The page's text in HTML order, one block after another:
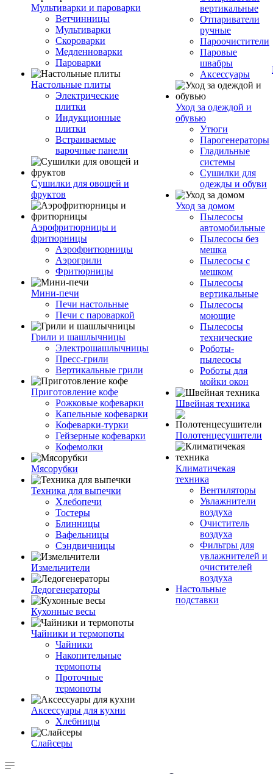
Мультиварки и пароварки
Ветчинницы
Мультиварки
Скороварки
Медленноварки
Пароварки
Настольные плиты
Электрические
плитки
Индукционные
плитки
Встраиваемые
варочные панели
Сушилки для овощей и
фруктов
Аэрофритюрницы и
фритюрницы
Аэрофритюрницы
Аэрогрили
Фритюрницы
Мини-печи
Печи настольные
Печи с пароваркой
Грили и шашлычницы
Электрошашлычницы
Пресс-грили
Вертикальные грили
Приготовление кофе
Рожковые кофеварки
Капельные кофеварки
Кофеварки-турки
Гейзерные кофеварки
Кофемолки
Мясорубки
Техника для выпечки
Хлебопечи
Тостеры
Блинницы
Вафельницы
Сэндвичницы
Измельчители
Ледогенераторы
Кухонные весы
Чайники и термопоты
Чайники
Накопительные
термопоты
Проточные
термопоты
Аксессуары для кухни
Хлебницы
Слайсеры
вертикальные
Отпариватели
ручные
Пароочистители
Паровые
швабры
Аксессуары
Уход за одеждой и
обувью
Утюги
Парогенераторы
Гладильные
системы
Сушилки для
одежды и обуви
Уход за домом
Пылесосы
автомобильные
Пылесосы без
мешка
Пылесосы с
мешком
Пылесосы
вертикальные
Пылесосы
моющие
Пылесосы
технические
Роботы-
пылесосы
Роботы для
мойки окон
Швейная техника
Полотенцесушители
Климатичекая
техника
Вентиляторы
Увлажнители
воздуха
Очиститель
воздуха
Фильтры для
увлажнителей и
очистителей
воздуха
Настольные
подставки